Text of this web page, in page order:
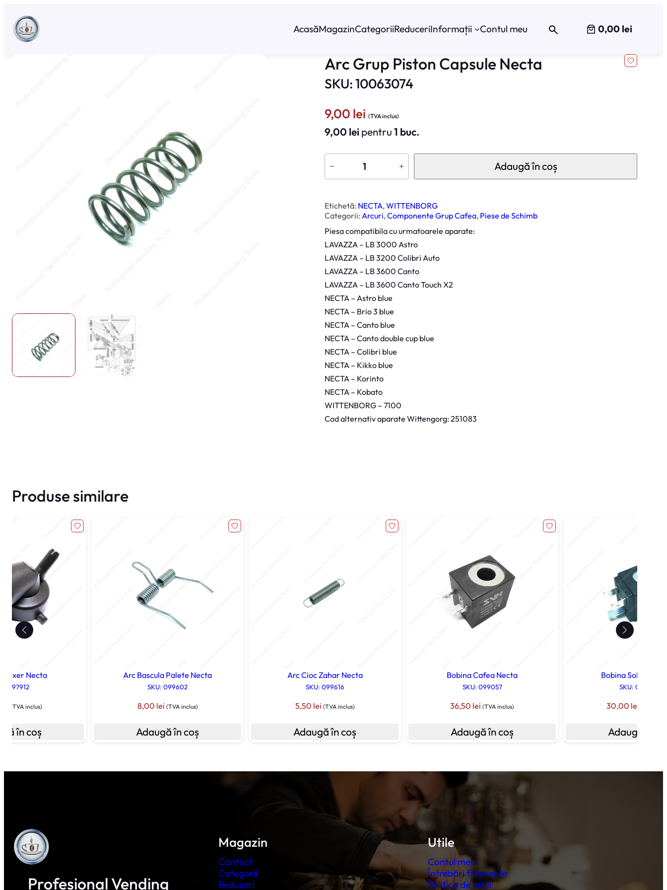
conținut
AcasăMagazinCategoriiReduceriInformații Contul meu 0,00 lei
Arc Grup Piston Capsule Necta
SKU: 10063074
9,00 lei (TVA inclus)
9,00 lei pentru1 buc.
C
t
t
e
A
c
r
u
p
P
i
s
t
o
n
C
a
p
s
u
l
e
e
t
− + Adaugă în coș
Etichetă: NECTA, WITTENBORG
Categorii: Arcuri, Componente Grup Cafea, Piese de Schimb
Piesa compatibila cu urmatoarele aparate:
LAVAZZA – LB 3000 Astro
LAVAZZA – LB 3200 Colibri Auto
LAVAZZA – LB 3600 Canto
LAVAZZA – LB 3600 Canto Touch X2
NECTA – Astro blue
NECTA – Brio 3 blue
NECTA – Canto blue
NECTA – Canto double cup blue
NECTA – Colibri blue
NECTA – Kikko blue
NECTA – Korinto
NECTA – Kobato
WITTENBORG – 7100
Cod alternativ aparate Wittengorg: 251083
Produse similare
Mixer Necta
097912
(TVA inclus)
în coș
Arc Bascula Palete Necta
SKU: 099602
8,00 lei (TVA inclus)
Adaugă în coș
Arc Cioc Zahar Necta
SKU: 099616
5,50 lei (TVA inclus)
Adaugă în coș
Bobina Cafea Necta
SKU: 099057
36,50 lei (TVA inclus)
Adaugă în coș
Bobina Solubile
SKU: 099056
30,00 lei
Adaugă în
Profesional Vending
Magazin
Contact
Categorii
Reduceri
Utile
Contul meu
Întrebări frecvente
Politica de retur